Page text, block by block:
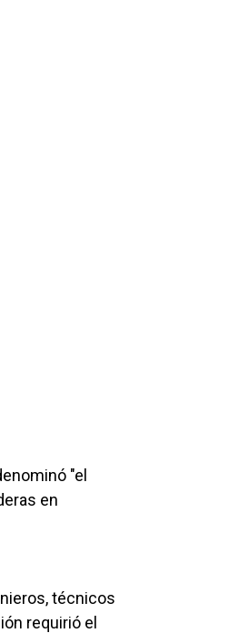
"el
en
técnicos
requirió el